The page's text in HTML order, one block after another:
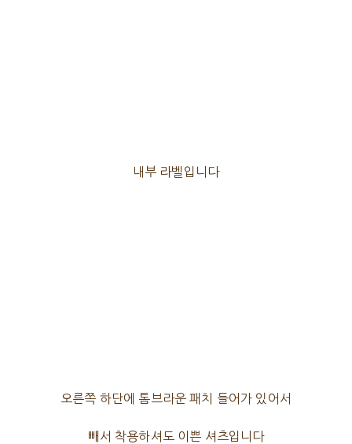
내부 라벨입니다
오른쪽 하단에 톰브라운 패치 들어가 있어서
빼서 착용하셔도 이쁜 셔츠입니다